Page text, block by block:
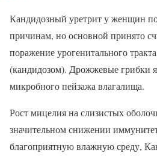
Кандидозный уретрит у женщин
причинам, но основной принято
поражение урогенитального
(кандидозом). Дрожжевые грибки
микробного пейзажа влагалища.
Рост мицелия на слизистых
значительном снижении
благоприятную влажную среду,